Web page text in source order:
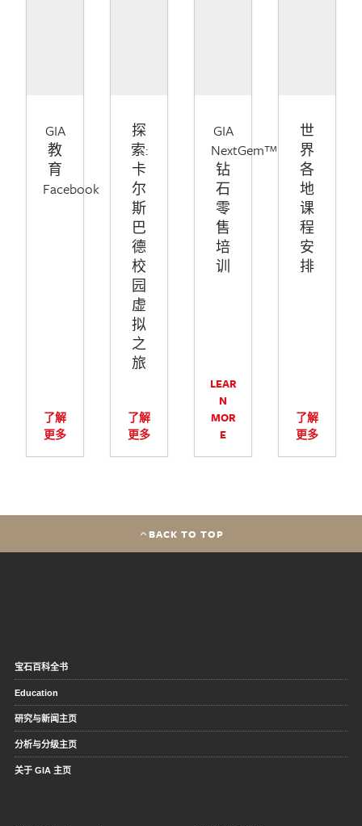
GIA
教
育
Facebook
了解
更多
探
索:
卡
尔
斯
巴
德
校
园
虚
拟
之
旅
了解
更多
GIA
NextGem™
钻
石
零
售
培
训
LEAR
N
MOR
E
世
界
各
地
课
程
安
排
了解
更多
BACK TO TOP
宝石百科全书
Education
研究与新闻主页
分析与分级主页
关于 GIA 主页